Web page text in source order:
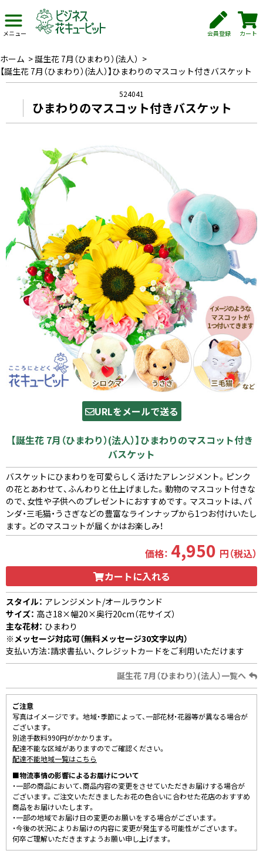
メニュー 会員登録 カート
ホーム >誕生花 7月（ひまわり）(法人） >
【誕生花 7月（ひまわり）(法人）】ひまわりのマスコット付きバスケット
524041
ひまわりのマスコット付きバスケット
URLをメールで送る
【誕生花 7月（ひまわり）(法人）】ひまわりのマスコット付き
バスケット
バスケットにひまわりを可愛らしく活けたアレンジメント。ピンク
の花とあわせて、ふんわりと仕上げました。動物のマスコット付きな
ので、女性や子供へのプレゼントにおすすめです。マスコットは、パ
ンダ・三毛猫・うさぎなどの豊富なラインナップから1つお付けいたし
ます。どのマスコットが届くかはお楽しみ！
価格： 4,950 円（税込）
カートに入れる
スタイル： アレンジメント/オールラウンド
サイズ： 高さ18×幅20×奥行20cm（花サイズ）
主な花材： ひまわり
※メッセージ対応可（無料メッセージ30文字以内）
支払い方法：請求書払い、クレジットカードをご利用いただけます
誕生花 7月（ひまわり）(法人）一覧へ
ご注意
写真はイメージです。 地域・季節によって、一部花材・花器等が異なる場合が
ございます。
別途手数料990円がかかります。
配達不能な区域がありますのでご確認ください。
配達不能地域一覧はこちら
■物流事情の影響によるお届けについて
・一部の商品において、商品内容の変更をさせていただきお届けする場合が
ございます。ご注文いただきましたお花の色合いに合わせた花店のおすすめ
商品をお届けいたします。
・一部の地域でお届け日の変更のお願いをする場合がございます。
・今後の状況によりお届けの内容に変更が発生する可能性がございます。
何卒ご理解いただきますようお願い申し上げます。